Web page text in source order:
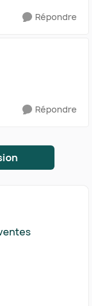
Répondre
Répondre